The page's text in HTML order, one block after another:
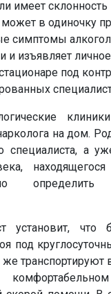
имеет склонность
в одиночку
симптомы
и изъявляет
под
на дом.
специалиста, а
определить
установит, что
под
транспортируют